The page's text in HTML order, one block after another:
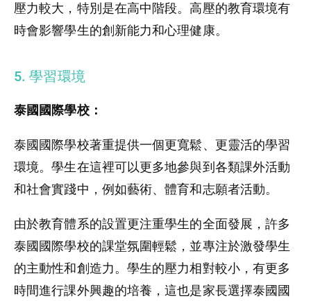
壓力較大，特別是在高中階段。高壓的教育環境有
時會影響學生的創新能力和心理健康。
5. 學習環境
泰國國際學校：
泰國國際學校著重提供一個更寬鬆、更靈活的學習
環境。學生在這裡可以更多地參與到各類課外活動
和社會實踐中，例如藝術、體育和志願者活動。
由於教育體系的設置更注重學生的全面發展，許多
泰國國際學校的課堂氛圍輕鬆，並專注於激發學生
的主動性和創造力。學生的壓力相對較小，有更多
時間進行課外興趣的培養，這也是家長選擇泰國國